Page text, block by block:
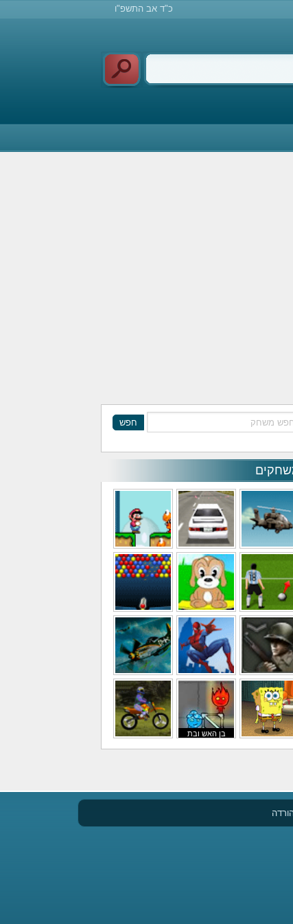
כ"ד אב התשפ"ו
חפש
משחקי מסוקים משחקי מכוניות משחקי סופר מריו
משחקי כדורגל משחקי לילדים משחקי באבלס
משחקי מלחמה משחקי גיבורים משחקי טיסה
בן האש ובת